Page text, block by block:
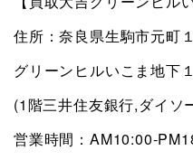
住所：奈良県生駒市元町
グリーンヒルいこま地下
(1階三井住友銀行,ダイソ
営業時間：AM10:00-